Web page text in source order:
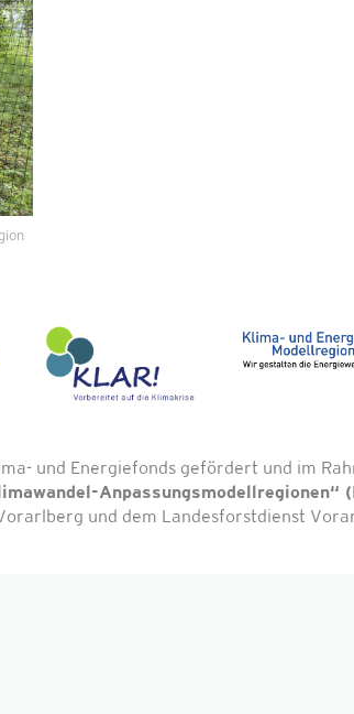
und Energiefonds gefördert und im
Anpassungsmodellregionen“
und dem Landesforstdienst